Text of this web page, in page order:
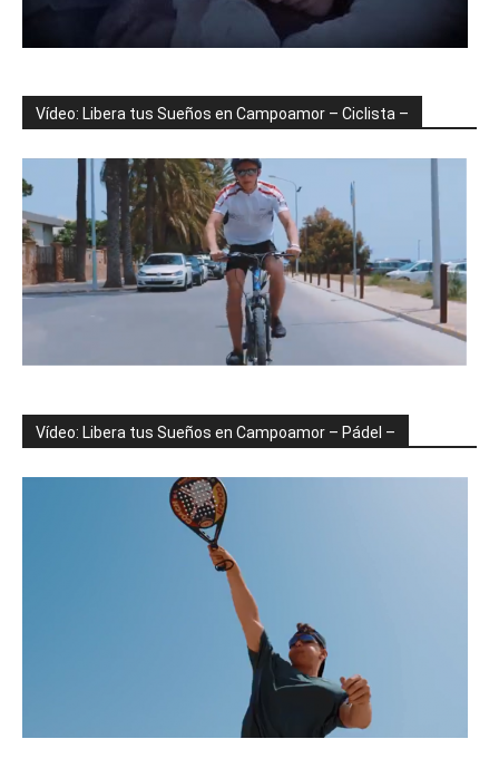
Vídeo: Libera tus Sueños en Campoamor – Ciclista –
Vídeo: Libera tus Sueños en Campoamor – Pádel –